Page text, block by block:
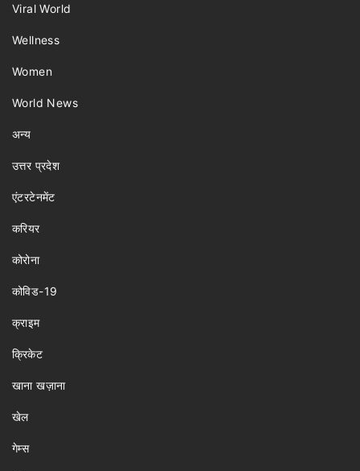
Viral World
Wellness
Women
World News
अन्य
उत्तर प्रदेश
एंटरटेनमेंट
करियर
कोरोना
कोविड-19
क्राइम
क्रिकेट
खाना खज़ाना
खेल
गेम्स